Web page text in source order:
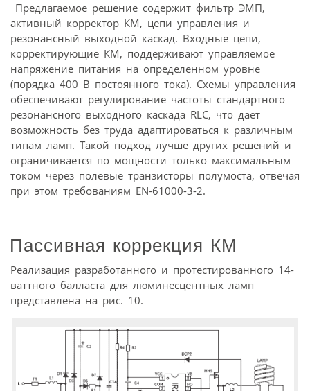
Предлагаемое решение содержит фильтр ЭМП,
активный корректор КМ, цепи управления и
резонансный выходной каскад. Входные цепи,
корректирующие КМ, поддерживают управляемое
напряжение питания на определенном уровне
(порядка 400 В постоянного тока). Схемы управления
обеспечивают регулирование частоты стандартного
резонансного выходного каскада RLC, что дает
возможность без труда адаптироваться к различным
типам ламп. Такой подход лучше других решений и
ограничивается по мощности только максимальным
током через полевые транзисторы полумоста, отвечая
при этом требованиям EN-61000-3-2.
Пассивная коррекция КМ
Реализация разработанного и протестированного 14-
ваттного балласта для люминесцентных ламп
представлена на рис. 10.